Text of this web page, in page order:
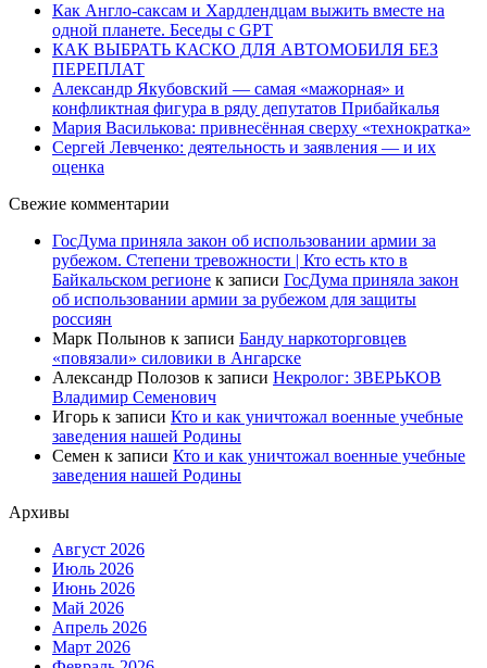
Как Англо-саксам и Хардлендцам выжить вместе на
одной планете. Беседы с GPT
КАК ВЫБРАТЬ КАСКО ДЛЯ АВТОМОБИЛЯ БЕЗ
ПЕРЕПЛАТ
Александр Якубовский — самая «мажорная» и
конфликтная фигура в ряду депутатов Прибайкалья
Мария Василькова: привнесённая сверху «технократка»
Сергей Левченко: деятельность и заявления — и их
оценка
Свежие комментарии
ГосДума приняла закон об использовании армии за
рубежом. Степени тревожности | Кто есть кто в
Байкальском регионе к записи ГосДума приняла закон
об использовании армии за рубежом для защиты
россиян
Марк Полынов к записи Банду наркоторговцев
«повязали» силовики в Ангарске
Александр Полозов к записи Некролог: ЗВЕРЬКОВ
Владимир Семенович
Игорь к записи Кто и как уничтожал военные учебные
заведения нашей Родины
Семен к записи Кто и как уничтожал военные учебные
заведения нашей Родины
Архивы
Август 2026
Июль 2026
Июнь 2026
Май 2026
Апрель 2026
Март 2026